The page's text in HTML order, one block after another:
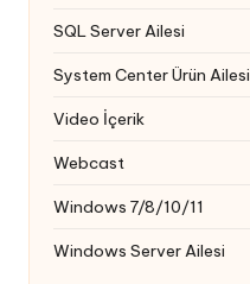
SQL Server Ailesi
System Center Ürün Ailesi
Video İçerik
Webcast
Windows 7/8/10/11
Windows Server Ailesi